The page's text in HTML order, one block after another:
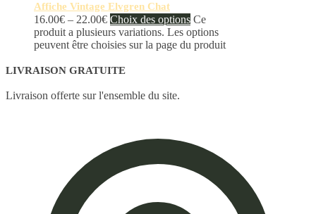
Affiche Vintage Elvgren Chat
16.00€ – 22.00€ Choix des options Ce
produit a plusieurs variations. Les options
peuvent être choisies sur la page du produit
LIVRAISON GRATUITE
Livraison offerte sur l'ensemble du site.